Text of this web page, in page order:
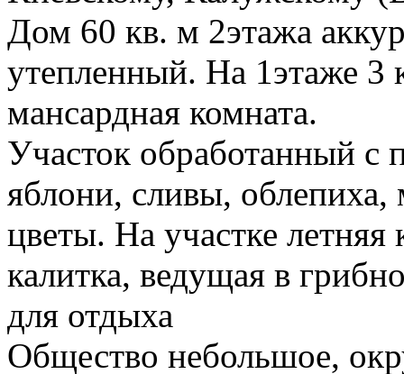
Дом 60 кв. м 2этажа
утепленный. На 1этаже 3
мансардная комната.
Участок обработанный с
яблони, сливы,
цветы. На участке летняя
калитка, ведущая в
для отдыха
Общество небольшое,